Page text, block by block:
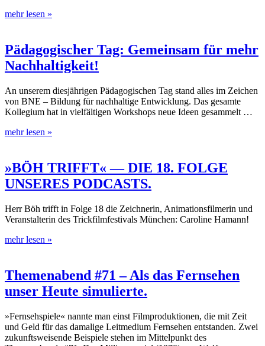
mehr lesen »
Pädagogischer Tag: Gemeinsam für mehr
Nachhaltigkeit!
An unserem diesjährigen Pädagogischen Tag stand alles im Zeichen
von BNE – Bildung für nachhaltige Entwicklung. Das gesamte
Kollegium hat in vielfältigen Workshops neue Ideen gesammelt …
mehr lesen »
»BÖH TRIFFT« — DIE 18. FOLGE
UNSERES PODCASTS.
Herr Böh trifft in Folge 18 die Zeichnerin, Animationsfilmerin und
Veranstalterin des Trickfilmfestivals München: Caroline Hamann!
mehr lesen »
Themenabend #71 – Als das Fernsehen
unser Heute simulierte.
»Fernsehspiele« nannte man einst Filmproduktionen, die mit Zeit
und Geld für das damalige Leitmedium Fernsehen entstanden. Zwei
zukunftsweisende Beispiele stehen im Mittelpunkt des